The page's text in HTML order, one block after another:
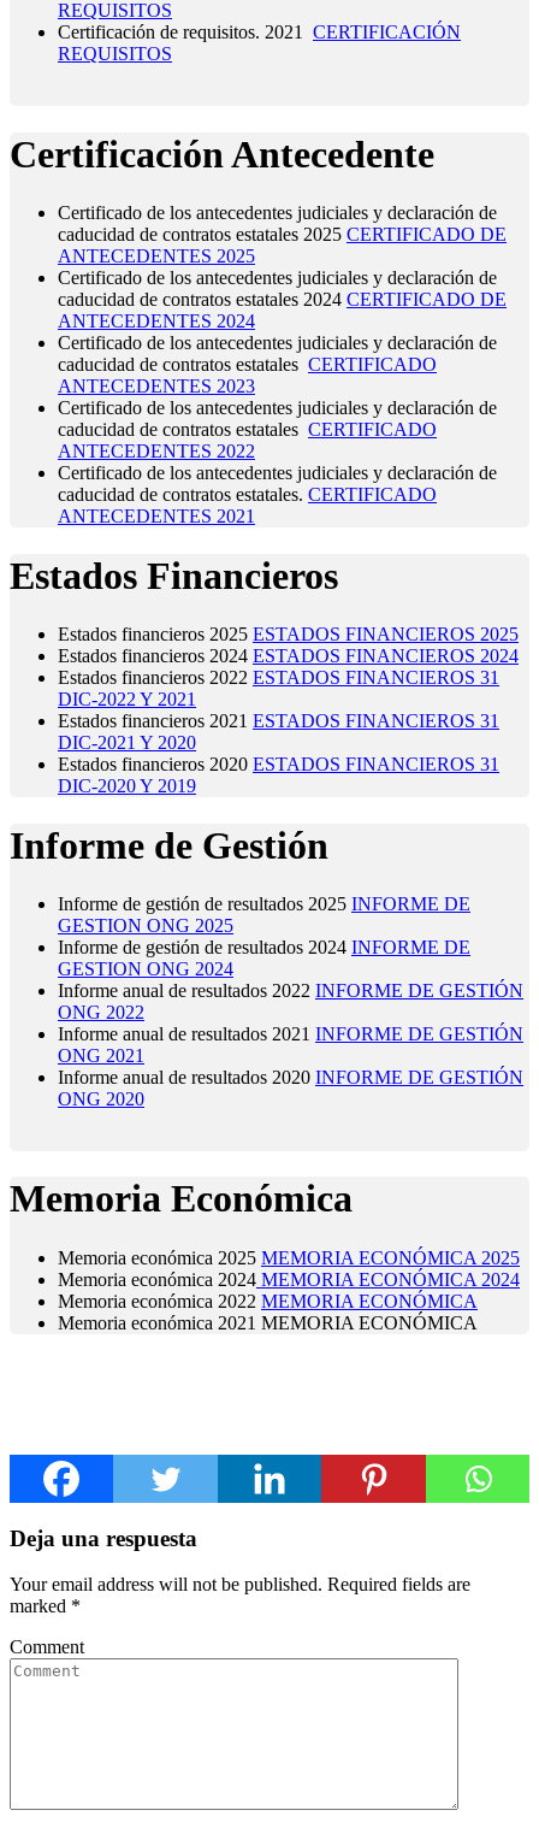
REQUISITOS
Certificación de requisitos. 2021 CERTIFICACIÓN
REQUISITOS
Certificación Antecedente
Certificado de los antecedentes judiciales y declaración de
caducidad de contratos estatales 2025 CERTIFICADO DE
ANTECEDENTES 2025
Certificado de los antecedentes judiciales y declaración de
caducidad de contratos estatales 2024 CERTIFICADO DE
ANTECEDENTES 2024
Certificado de los antecedentes judiciales y declaración de
caducidad de contratos estatales CERTIFICADO
ANTECEDENTES 2023
Certificado de los antecedentes judiciales y declaración de
caducidad de contratos estatales CERTIFICADO
ANTECEDENTES 2022
Certificado de los antecedentes judiciales y declaración de
caducidad de contratos estatales. CERTIFICADO
ANTECEDENTES 2021
Estados Financieros
Estados financieros 2025 ESTADOS FINANCIEROS 2025
Estados financieros 2024 ESTADOS FINANCIEROS 2024
Estados financieros 2022 ESTADOS FINANCIEROS 31
DIC-2022 Y 2021
Estados financieros 2021 ESTADOS FINANCIEROS 31
DIC-2021 Y 2020
Estados financieros 2020 ESTADOS FINANCIEROS 31
DIC-2020 Y 2019
Informe de Gestión
Informe de gestión de resultados 2025 INFORME DE
GESTION ONG 2025
Informe de gestión de resultados 2024 INFORME DE
GESTION ONG 2024
Informe anual de resultados 2022 INFORME DE GESTIÓN
ONG 2022
Informe anual de resultados 2021 INFORME DE GESTIÓN
ONG 2021
Informe anual de resultados 2020 INFORME DE GESTIÓN
ONG 2020
Memoria Económica
Memoria económica 2025 MEMORIA ECONÓMICA 2025
Memoria económica 2024 MEMORIA ECONÓMICA 2024
Memoria económica 2022 MEMORIA ECONÓMICA
Memoria económica 2021 MEMORIA ECONÓMICA
Deja una respuesta
Your email address will not be published. Required fields are
marked *
Comment